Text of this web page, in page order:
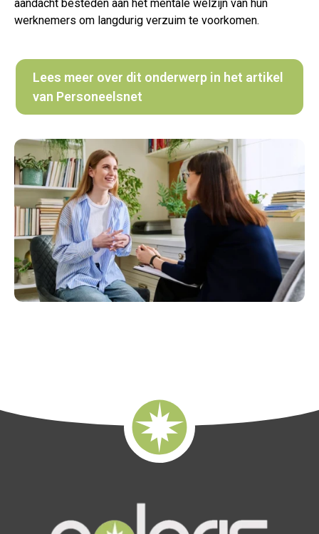
aandacht besteden aan het mentale welzijn van hun
werknemers om langdurig verzuim te voorkomen.
Lees meer over dit onderwerp in het artikel
van Personeelsnet